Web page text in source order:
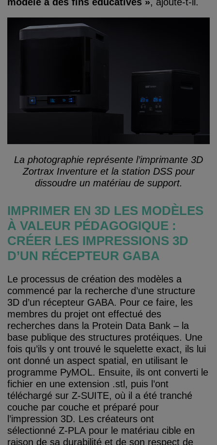
La photographie représente l’imprimante 3D
Zortrax Inventure et la station DSS pour
dissoudre un matériau de support.
IMPRIMER EN 3D LES MODÈLES
À VALEUR PÉDAGOGIQUE :
CRÉER LES IMPRESSIONS 3D
D’UN RÉCEPTEUR GABA
Le processus de création des modèles a
commencé par la recherche d’une structure
3D d’un récepteur GABA. Pour ce faire, les
membres du projet ont effectué des
recherches dans la Protein Data Bank – la
base publique des structures protéiques. Une
fois qu’ils y ont trouvé le squelette exact, ils lui
ont donné un aspect spatial, en utilisant le
programme PyMOL. Ensuite, ils ont converti le
fichier en une extension .stl, puis l’ont
téléchargé sur Z-SUITE, où il a été tranché
couche par couche et préparé pour
l’impression 3D. Les créateurs ont
sélectionné Z-PLA pour le matériau cible en
raison de sa durabilité et de son respect de